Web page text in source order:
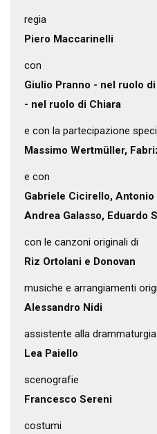
regia
Piero Maccarinelli
con
Giulio Pranno - nel ruolo
- nel ruolo di Chiara
e con la partecipazione
Massimo Wertmüller,
e con
Gabriele Cicirello, Antonio
Andrea Galasso, Eduardo
con le canzoni originali di
Riz Ortolani e Donovan
musiche e arrangiamenti
Alessandro Nidi
assistente alla drammaturgia
Lea Paiello
scenografie
Francesco Sereni
costumi